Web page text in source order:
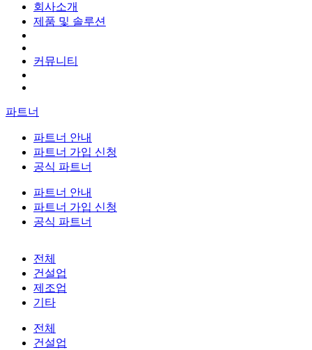
회사소개
제품 및 솔루션
커뮤니티
파트너
파트너 안내
파트너 가입 신청
공식 파트너
파트너 안내
파트너 가입 신청
공식 파트너
전체
건설업
제조업
기타
전체
건설업